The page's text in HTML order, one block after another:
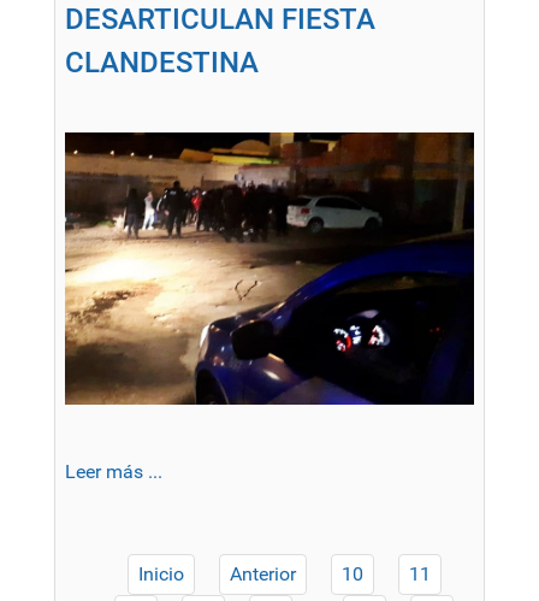
DESARTICULAN FIESTA
CLANDESTINA
Leer más ...
Inicio Anterior 10
11